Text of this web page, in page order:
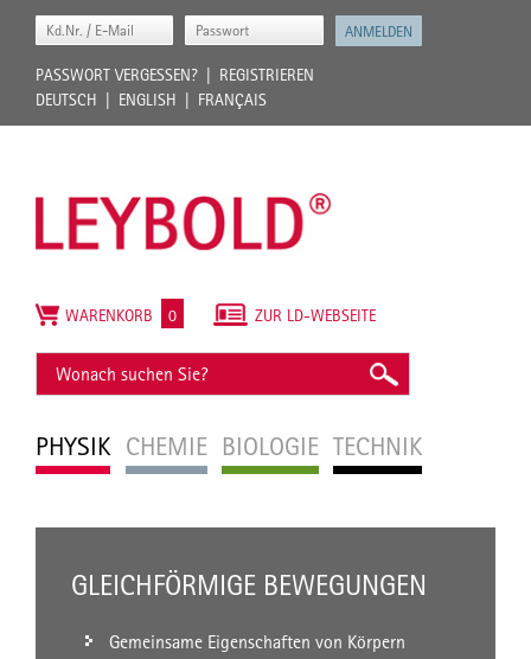
PASSWORT VERGESSEN?
REGISTRIEREN
DEUTSCH
ENGLISH FRANÇAIS
PHYSIK CHEMIE BIOLOGIE TECHNIK
ZUR LD-WEBSEITE
WARENKORB 0
GLEICHFÖRMIGE BEWEGUNGEN
Gemeinsame Eigenschaften von Körpern